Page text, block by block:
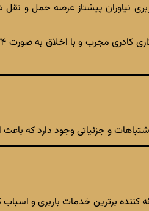
نیاوران پیشتاز عرصه حمل و
و جزئیاتی وجود دارد که
برترین خدمات باربری و اسباب